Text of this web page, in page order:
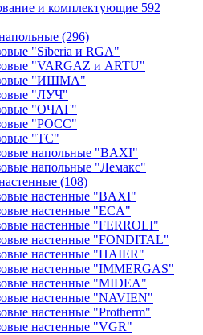
и комплектующие 592
(296)
"Siberia и RGA"
"VARGAZ и ARTU"
"ИШМА"
"ЛУЧ"
"ОЧАГ"
"РОСС"
"ТС"
напольные "BAXI"
напольные "Лемакс"
(108)
настенные "BAXI"
настенные "ECA"
настенные "FERROLI"
настенные "FONDITAL"
настенные "HAIER"
настенные "IMMERGAS"
настенные "MIDEA"
настенные "NAVIEN"
настенные "Protherm"
настенные "VGR"